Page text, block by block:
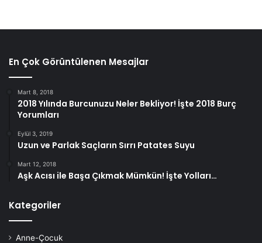
En Çok Görüntülenen Mesajlar
Mart 8, 2018
2018 Yılında Burcunuzu Neler Bekliyor! İşte 2018 Burç
Yorumları
Eylül 3, 2019
Uzun ve Parlak Saçların Sırrı Patates Suyu
Mart 12, 2018
Aşk Acısı ile Başa Çıkmak Mümkün! İşte Yolları…
Kategoriler
Anne-Çocuk